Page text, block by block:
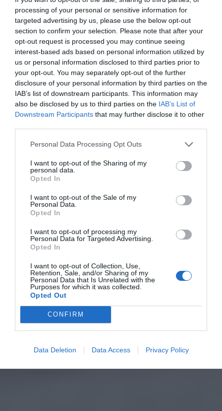
processing of your personal or sensitive information for
targeted advertising by us, please use the below opt-out
section to confirm your selection. Please note that after your
opt-out request is processed you may continue seeing
interest-based ads based on personal information utilized by
us or personal information disclosed to third parties prior to
your opt-out. You may separately opt-out of the further
disclosure of your personal information by third parties on the
IAB’s list of downstream participants. This information may
also be disclosed by us to third parties on the IAB’s List of
Downstream Participants that may further disclose it to other
Personal Data Processing Opt Outs
I want to opt-out of the Sharing of my
personal data.
Opted In
I want to opt-out of the Sale of my
Personal Data.
Opted In
I want to opt-out of processing my
Personal Data for Targeted Advertising.
Opted In
I want to opt-out of Collection, Use,
Retention, Sale, and/or Sharing of my
Personal Data that Is Unrelated with the
Purposes for which it was collected.
Opted Out
CONFIRM
Data Deletion Data Access Privacy Policy